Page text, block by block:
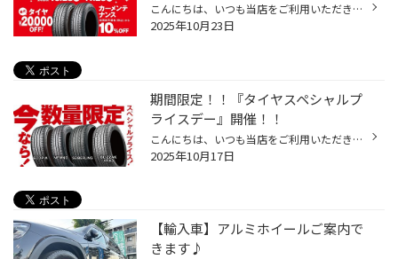
こんにちは、いつも当店をご利用いただきましてありがとうございます。 コクピット・タイヤ館では、ブリヂストンタイヤをお得に買える！ スーパータイヤセールを開催いたします！ ブリヂストンのタイヤを4本ご購入で最大20,000OFF！ タイヤをお得にご購入頂けるチャンスです！ 夏タイヤの交換やスタ...
2025年10月23日
期間限定！！『タイヤスペシャルプ
ライスデー』開催！！
こんにちは、いつも当店をご利用いただきましてありがとうございます。 本日より、コクピット・タイヤ館におきまして、 期間限定！ サイズ限定！！ 数量限定！！！ お得にお買い求めいただける、「タイヤスペシャルプライスデー」がスタートします！ お得なタイヤのご紹介！！ ワゴンR、N-BOX、タン...
2025年10月17日
【輸入車】アルミホイールご案内で
きます♪